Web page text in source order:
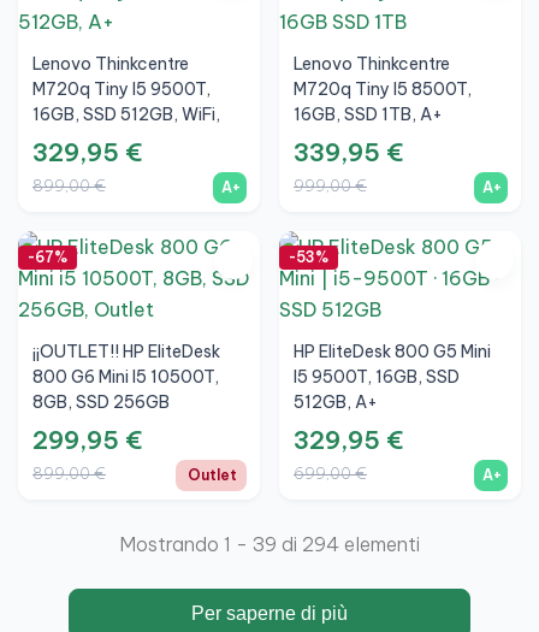
Lenovo Thinkcentre
M720q Tiny I5 9500T,
16GB, SSD 512GB, WiFi,
A+
329,95 €
899,00 € A+
Lenovo Thinkcentre
M720q Tiny I5 8500T,
16GB, SSD 1TB, A+
339,95 €
999,00 € A+
-67%
¡¡OUTLET!! HP EliteDesk
800 G6 Mini I5 10500T,
8GB, SSD 256GB
299,95 €
899,00 € Outlet
-53%
HP EliteDesk 800 G5 Mini
I5 9500T, 16GB, SSD
512GB, A+
329,95 €
699,00 € A+
Mostrando 1 - 39 di 294 elementi
Per saperne di più